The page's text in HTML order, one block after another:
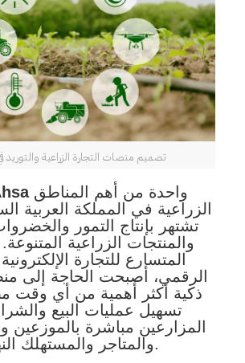
تصميم منصات التجارة الزراعية والتوريد
واحدة من أهم المناطق
الزراعية في المملكة العربية
تشتهر بإنتاج التمور
والمنتجات الزراعية
المتسارع للتجارة
الرقمي، أصبحت الحاجة إلى
ذكية أكثر أهمية من أي وقت
تسهيل عمليات البيع
المزارعين مباشرة بالموزعين
والمتاجر والمستهلك النهائي.